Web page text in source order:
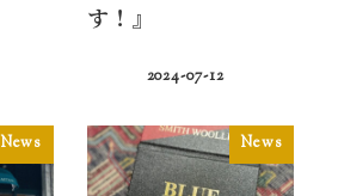
す！』
2024-07-12
News News